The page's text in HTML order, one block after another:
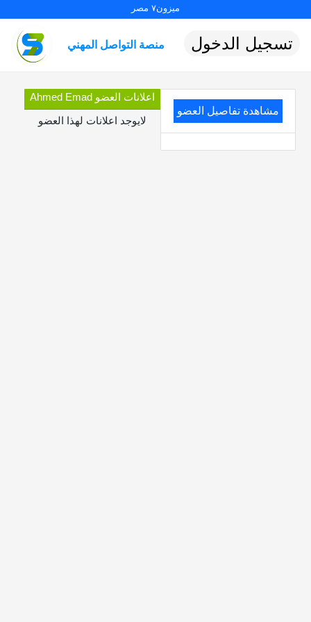
ميزون٧ مصر
منصة التواصل المهني تسجيل الدخول
مشاهدة تفاصيل العضو
اعلانات العضو Ahmed Emad
لايوجد اعلانات لهذا العضو